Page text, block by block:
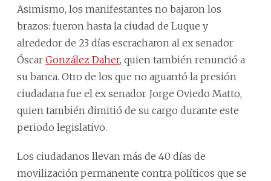
Asimismo, los manifestantes no bajaron los
brazos: fueron hasta la ciudad de Luque y
alrededor de 23 días escracharon al ex senador
Óscar González Daher, quien también renunció a
su banca. Otro de los que no aguantó la presión
ciudadana fue el ex senador Jorge Oviedo Matto,
quien también dimitió de su cargo durante este
periodo legislativo.
Los ciudadanos llevan más de 40 días de
movilización permanente contra políticos que se